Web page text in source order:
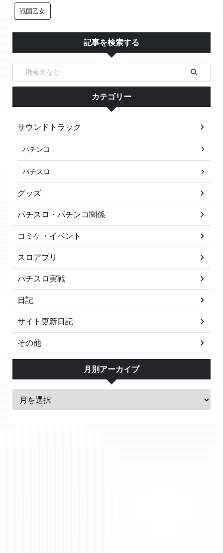
戦国乙女
記事を検索する
カテゴリー
サウンドトラック
パチンコ
パチスロ
グッズ
パチスロ・パチンコ関係
コミケ・イベント
スロアプリ
パチスロ実戦
日記
サイト更新日記
その他
月別アーカイブ